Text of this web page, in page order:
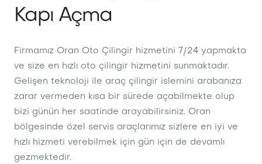
Kapı Açma
Firmamız Oran Oto Çilingir hizmetini 7/24 yapmakta
ve size en hızlı oto çilingir hizmetini sunmaktadır.
Gelişen teknoloji ile araç çilingir islemini arabanıza
zarar vermeden kısa bir sürede açabilmekte olup
bizi günün her saatinde arayabilirsiniz. Oran
bölgesinde özel servis araçlarımız sizlere en iyi ve
hızlı hizmeti verebilmek için gün için de devamlı
gezmektedir.